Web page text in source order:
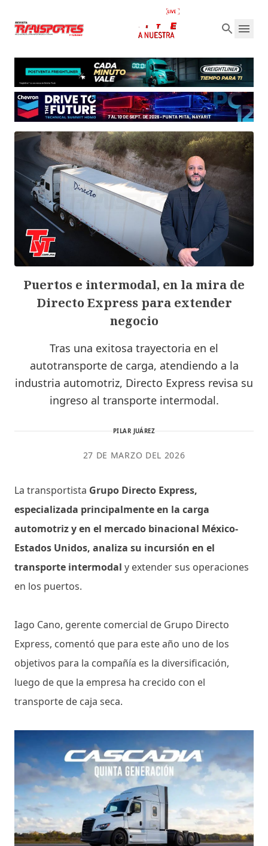
Puertos e intermodal, en la mira de
Directo Express para extender
negocio
Tras una exitosa trayectoria en el
autotransporte de carga, atendiendo a la
industria automotriz, Directo Express revisa su
ingreso al transporte intermodal.
PILAR JUÁREZ
27 DE MARZO DEL 2026
La transportista Grupo Directo Express,
especializada principalmente en la carga
automotriz y en el mercado binacional México-
Estados Unidos, analiza su incursión en el
transporte intermodal y extender sus operaciones
en los puertos.
Iago Cano, gerente comercial de Grupo Directo
Express, comentó que para este año uno de los
objetivos para la compañía es la diversificación,
luego de que la empresa ha crecido con el
transporte de caja seca.